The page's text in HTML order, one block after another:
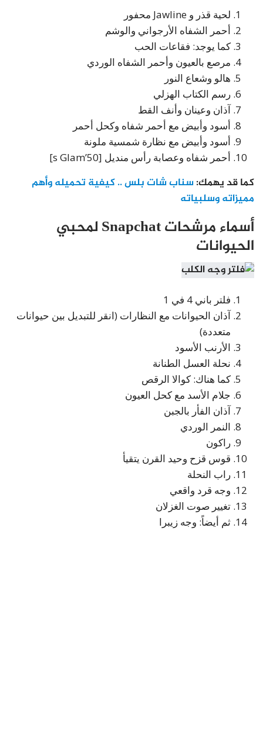
لحية قذر و Jawline محفور
أحمر الشفاه الأرجواني والوشم
كما يوجد: فقاعات الحب
مرصع بالعيون وأحمر الشفاه الوردي
هالو وشعاع النور
رسم الكتاب الهزلي
آذان وعينان وأنف القط
أسود وأبيض مع أحمر شفاه وكحل أحمر
أسود وأبيض مع نظارة شمسية ملونة
أحمر شفاه وعصابة رأس منديل [50’s Glam]
كما قد يهمك:سناب شات بلس .. كيفية تحميله وأهم
مميزاته وسلبياته
أسماء مرشحات Snapchat لمحبي
الحيوانات
فلتر باني 4 في 1
آذان الحيوانات مع النظارات (انقر للتبديل بين حيوانات
متعددة)
الأرنب الأسود
نحلة العسل الطنانة
كما هناك: كوالا الرقص
جلام الأسد مع كحل العيون
آذان الفأر بالجبن
النمر الوردي
راكون
قوس قزح وحيد القرن يتقيأ
راب النحلة
وجه قرد واقعي
تغيير صوت الغزلان
ثم أيضاً: وجه زيبرا